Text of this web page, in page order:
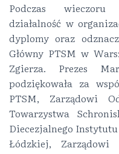
Podczas wieczoru
działalność w
dyplomy oraz
Główny PTSM w
Zgierza. Prezes
podziękowała za
PTSM, Zarządowi
Towarzystwa
Diecezjalnego
Łódzkiej, Zarządowi